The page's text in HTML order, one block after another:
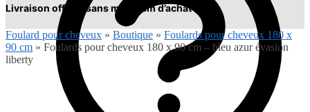
Livraison offerte sans minimum d’achat !
Foulard pour cheveux » Boutique » Foulards pour cheveux 180 x
90 cm » Foulards pour cheveux 180 x 90 cm – bleu azur évasion
liberty